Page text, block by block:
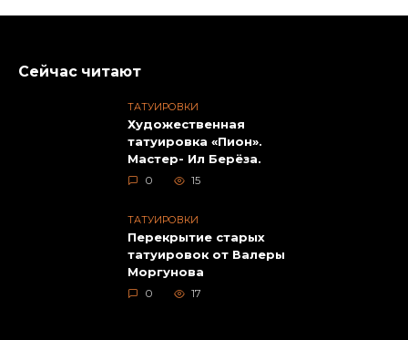
Сейчас читают
ТАТУИРОВКИ
Художественная
татуировка «Пион».
Мастер- Ил Берёза.
0 15
ТАТУИРОВКИ
Перекрытие старых
татуировок от Валеры
Моргунова
0 17